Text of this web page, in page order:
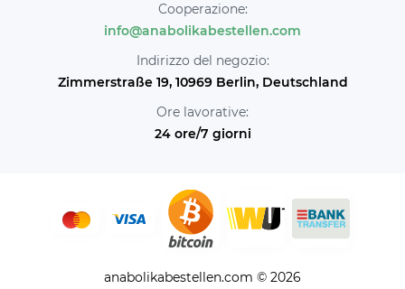
Cooperazione:
info@anabolikabestellen.com
Indirizzo del negozio:
Zimmerstraße 19, 10969 Berlin, Deutschland
Ore lavorative:
24 ore/7 giorni
anabolikabestellen.com © 2026